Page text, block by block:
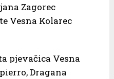
Zagorec
Vesna Kolarec
pjevačica Vesna
Dragana